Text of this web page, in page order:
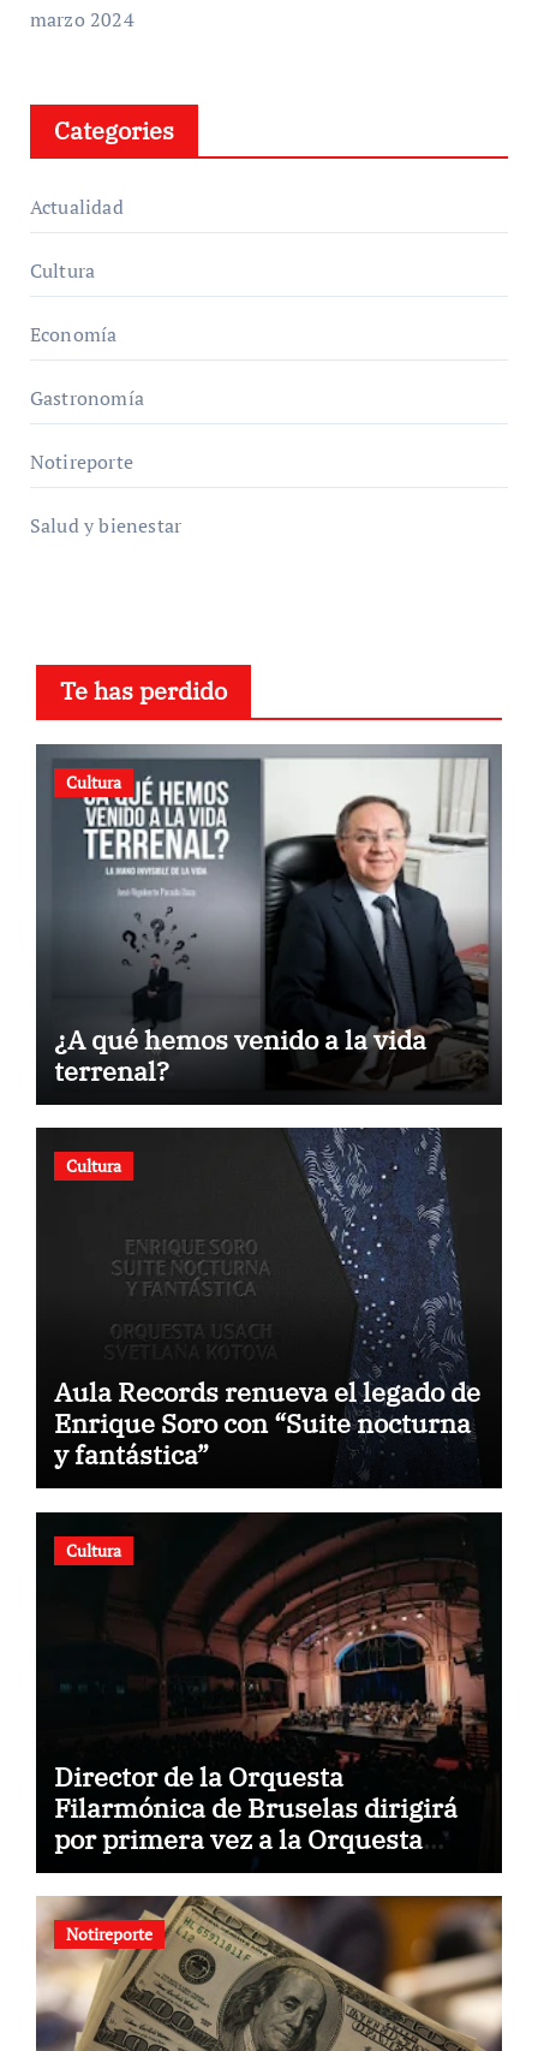
marzo 2024
Categories
Actualidad
Cultura
Economía
Gastronomía
Notireporte
Salud y bienestar
Te has perdido
Cultura
¿A qué hemos venido a la vida
terrenal?
Cultura
Aula Records renueva el legado de
Enrique Soro con “Suite nocturna
y fantástica”
Cultura
Director de la Orquesta
Filarmónica de Bruselas dirigirá
por primera vez a la Orquesta
Usach
Notireporte